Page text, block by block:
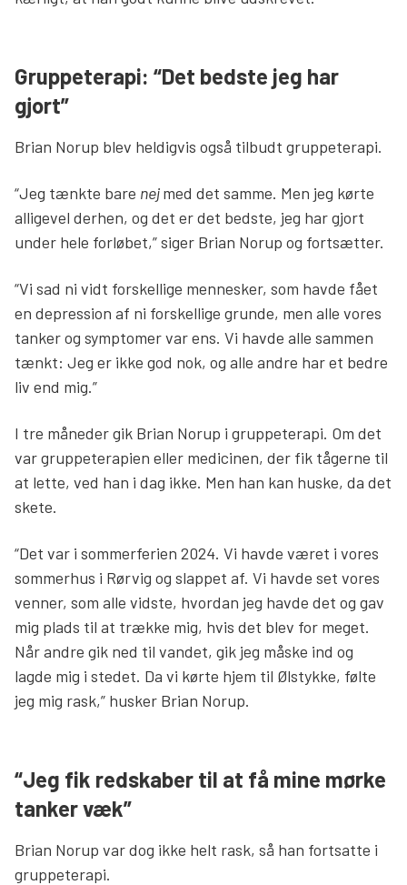
Gruppeterapi: “Det bedste jeg har
gjort”
Brian Norup blev heldigvis også tilbudt gruppeterapi.
“Jeg tænkte bare nejmed det samme. Men jeg kørte
alligevel derhen, og det er det bedste, jeg har gjort
under hele forløbet,” siger Brian Norup og fortsætter.
“Vi sad ni vidt forskellige mennesker, som havde fået
en depression af ni forskellige grunde, men alle vores
tanker og symptomer var ens. Vi havde alle sammen
tænkt: Jeg er ikke god nok, og alle andre har et bedre
liv end mig.”
I tre måneder gik Brian Norup i gruppeterapi. Om det
var gruppeterapien eller medicinen, der fik tågerne til
at lette, ved han i dag ikke. Men han kan huske, da det
skete.
“Det var i sommerferien 2024. Vi havde været i vores
sommerhus i Rørvig og slappet af. Vi havde set vores
venner, som alle vidste, hvordan jeg havde det og gav
mig plads til at trække mig, hvis det blev for meget.
Når andre gik ned til vandet, gik jeg måske ind og
lagde mig i stedet. Da vi kørte hjem til Ølstykke, følte
jeg mig rask,” husker Brian Norup.
“Jeg fik redskaber til at få mine mørke
tanker væk”
Brian Norup var dog ikke helt rask, så han fortsatte i
gruppeterapi.